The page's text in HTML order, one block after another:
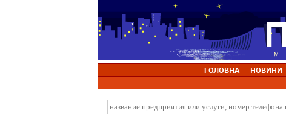
ГОЛОВНА НОВИНИ